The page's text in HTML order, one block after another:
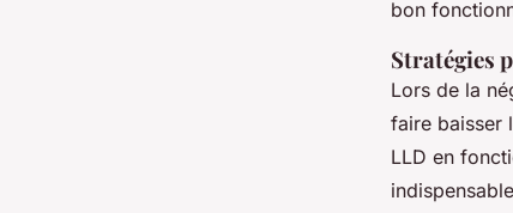
bon
Stratégies
Lors de la
faire baisser
LLD en